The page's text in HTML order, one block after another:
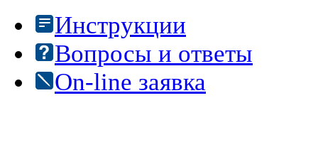
Инструкции
Вопросы и ответы
On-line заявка